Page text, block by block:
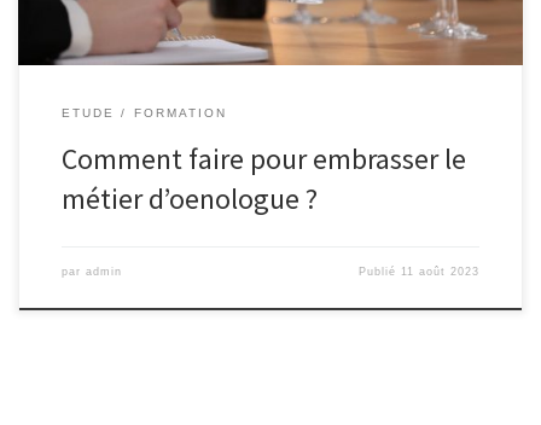
ETUDE FORMATION
Comment faire pour embrasser le
métier d’oenologue ?
par admin Publié 11 août 2023